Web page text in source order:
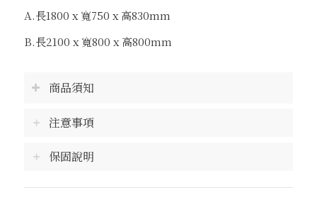
A.長1800 x 寬750 x 高830mm
B.長2100 x 寬800 x 高800mm
商品須知
注意事項
保固說明